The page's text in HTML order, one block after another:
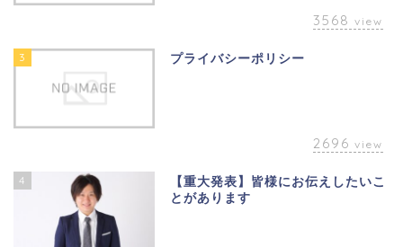
3568 view
3 プライバシーポリシー
2696 view
4
【重大発表】皆様にお伝えしたいこ
とがあります